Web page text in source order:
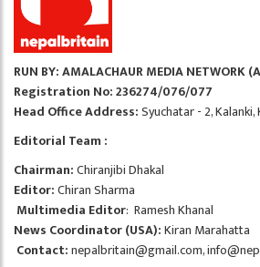
RUN BY: AMALACHAUR MEDIA NETWORK
Registration No: 236274/076/077
Head Office Address:Syuchatar - 2,
Editorial Team :
Chairman:Chiranjibi Dhakal
Editor:Chiran Sharma
Multimedia Editor: Ramesh Khanal
News Coordinator (USA):Kiran Marahatta
Contact:nepalbritain@gmail.com,